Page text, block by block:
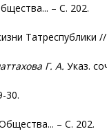
– С. 202.
Татреспублики
Г. А. Указ.
30.
– С. 202.